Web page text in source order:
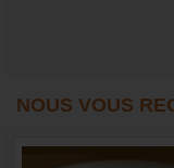
NOUS VOUS